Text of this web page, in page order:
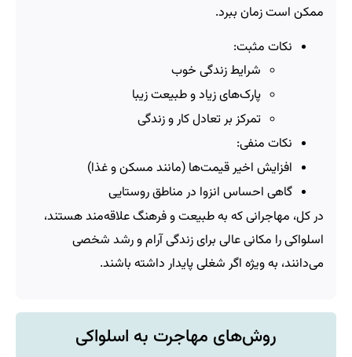
ممکن است زمان ببرد.
نکات مثبت:
شرایط زندگی خوب
پارک‌های زیاد و طبیعت زیبا
تمرکز بر تعادل کار و زندگی
نکات منفی:
افزایش اخیر قیمت‌ها (مانند مسکن و غذا)
گاهی احساس انزوا در مناطق روستایی
در کل، مهاجرانی که به طبیعت و فرهنگ علاقه‌مند هستند،
اسلواکی را مکانی عالی برای زندگی آرام و رشد شخصی
می‌دانند، به ویژه اگر شغلی پایدار داشته باشند.
روش‌های مهاجرت به اسلواکی